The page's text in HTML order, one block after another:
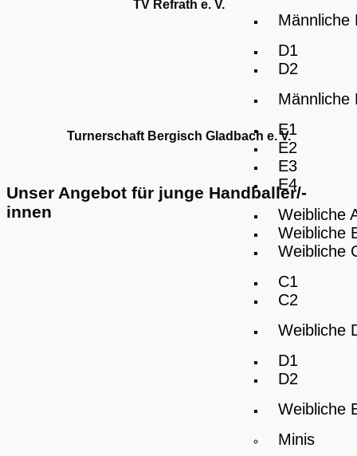
Männliche
D1
D2
Männliche
E1
E2
E3
E4
Weibliche
Weibliche
Weibliche
C1
C2
Weibliche
D1
D2
Weibliche
Minis
TV Refrath e. V.
Turnerschaft Bergisch Gladbach e. V.
Unser Angebot für junge Handballer/-
innen